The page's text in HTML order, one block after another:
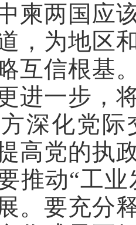
柬两国应
，为地区
互信根基
进一步，
深化党
高党的执
推动“工
。要充分